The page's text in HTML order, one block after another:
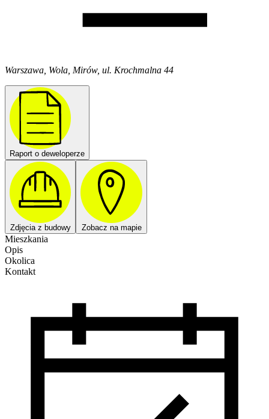
Warszawa, Wola, Mirów, ul. Krochmalna 44
Raport o deweloperze
Zdjęcia z budowy Zobacz na mapie
Mieszkania
Opis
Okolica
Kontakt